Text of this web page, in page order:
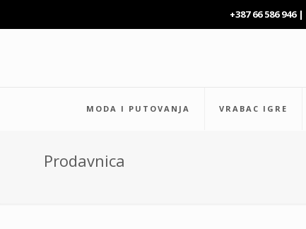
+387 66 586 946 |
MODA I PUTOVANJA VRABAC IGRE
Prodavnica